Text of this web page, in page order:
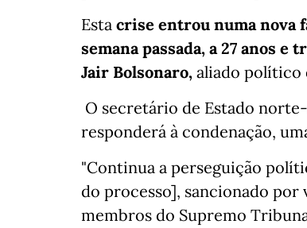
Esta crise entrou numa nova
semana passada, a 27 anos
Jair Bolsonaro, aliado político
O secretário de Estado
responderá à condenação,
"Continua a perseguição
do processo], sancionado
membros do Supremo